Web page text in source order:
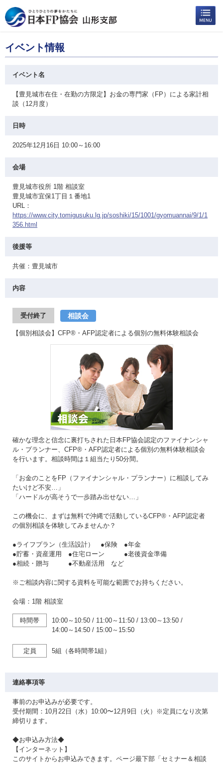
イベント情報
イベント名
【豊見城市在住・在勤の方限定】お金の専門家（FP）による家計相
談（12月度）
日時
2025年12月16日 10:00～16:00
会場
豊見城市役所 1階 相談室
豊見城市宜保1丁目１番地1
URL：
https://www.city.tomigusuku.lg.jp/soshiki/15/1001/gyomuannai/9/1/1
356.html
後援等
共催：豊見城市
内容
受付終了 相談会
【個別相談会】CFP®・AFP認定者による個別の無料体験相談会
確かな理念と信念に裏打ちされた日本FP協会認定のファイナンシャ
ル・プランナー、CFP®・AFP認定者による個別の無料体験相談会
を行います。相談時間は１組当たり50分間。
「お金のことをFP（ファイナンシャル・プランナー）に相談してみ
たいけど不安…」
「ハードルが高そうで一歩踏み出せない…」
この機会に、まずは無料で沖縄で活動しているCFP®・AFP認定者
の個別相談を体験してみませんか？
●ライフプラン（生活設計） ●保険 ●年金
●貯蓄・資産運用 ●住宅ローン ●老後資金準備
●相続・贈与 ●不動産活用 など
※ご相談内容に関する資料を可能な範囲でお持ちください。
会場：1階 相談室
時間帯 10:00～10:50 / 11:00～11:50 / 13:00～13:50 /
14:00～14:50 / 15:00～15:50
定員 5組（各時間帯1組）
連絡事項等
事前のお申込みが必要です。
受付期間：10月22日（水）10:00〜12月9日（火）※定員になり次第
締切ります。
◆お申込み方法◆
【インターネット】
このサイトからお申込みできます。ページ最下部「セミナー＆相談